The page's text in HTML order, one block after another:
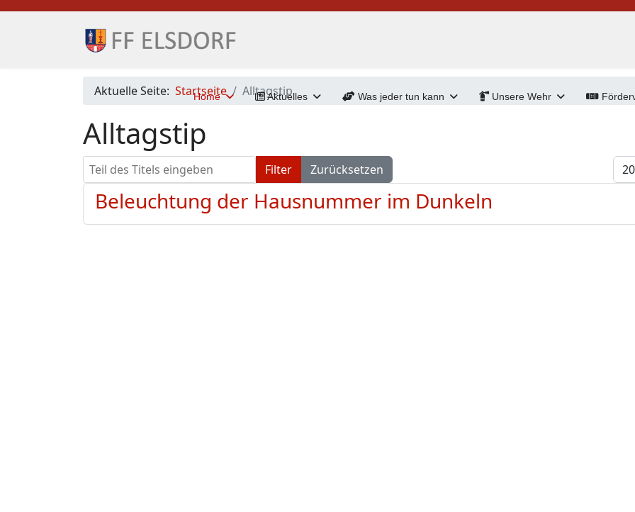
Home Aktuelles Was jeder tun kann Unsere Wehr
Aktuelle Seite: Startseite Alltagstip
Alltagstip
Teil des Titels eingeben Filter Zurücksetzen
Beleuchtung der Hausnummer im Dunkeln